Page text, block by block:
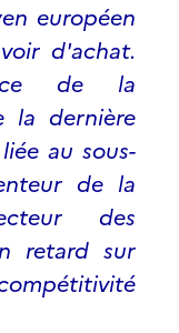
européen
d'achat.
de la
la dernière
au sous-
de la
des
retard sur